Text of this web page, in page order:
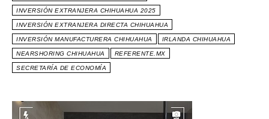
INVERSIÓN EXTRANJERA CHIHUAHUA 2025
INVERSIÓN EXTRANJERA DIRECTA CHIHUAHUA
INVERSIÓN MANUFACTURERA CHIHUAHUA IRLANDA CHIHUAHUA
NEARSHORING CHIHUAHUA REFERENTE.MX
SECRETARÍA DE ECONOMÍA